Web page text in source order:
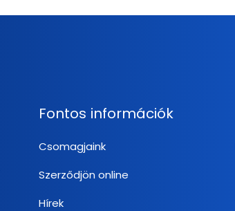
Fontos információk
Csomagjaink
Szerződjön online
Hírek